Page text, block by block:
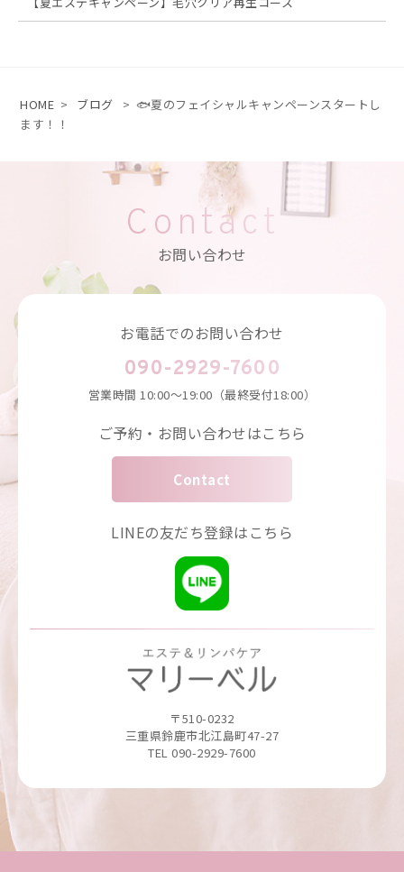
HOME > ブログ > 🐟夏のフェイシャルキャンペーンスタートし
ます！！
Contact
お問い合わせ
お電話でのお問い合わせ
090-2929-7600
営業時間10:00～19:00（最終受付18:00）
ご予約・お問い合わせはこちら
Contact
LINEの友だち登録はこちら
〒510-0232
三重県鈴鹿市北江島町47-27
TEL 090-2929-7600